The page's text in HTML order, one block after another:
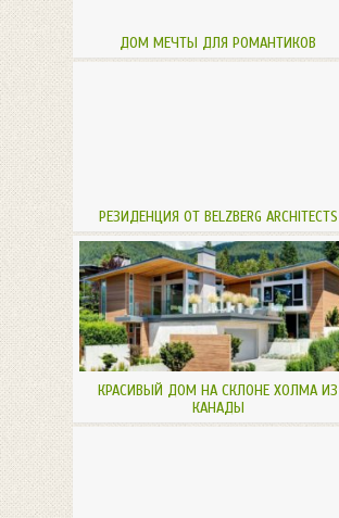
ДОМ МЕЧТЫ ДЛЯ РОМАНТИКОВ
РЕЗИДЕНЦИЯ ОТ BELZBERG ARCHITECTS
КРАСИВЫЙ ДОМ НА СКЛОНЕ ХОЛМА ИЗ
КАНАДЫ